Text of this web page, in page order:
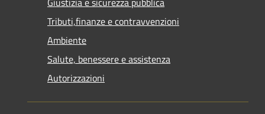
Tributi,finanze e contravvenzioni
Ambiente
Salute, benessere e assistenza
Autorizzazioni